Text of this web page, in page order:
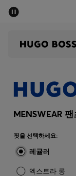
Sale
아동복
MENSWEAR 팬
핏을 선택하세요:
레귤러
엑스트라 롱